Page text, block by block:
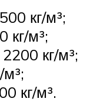
кг/м³;
кг/м³;
кг/м³;
кг/м³.